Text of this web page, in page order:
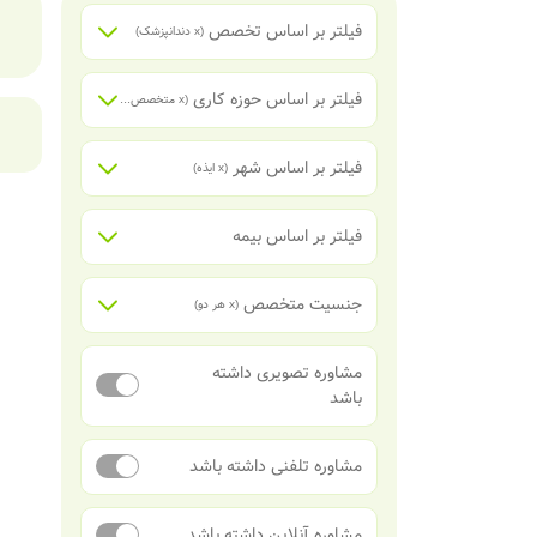
فیلتر بر اساس تخصص (x دندانپزشک)
فیلتر بر اساس حوزه کاری (x متخصص دندانپزشکی اطفال )
فیلتر بر اساس شهر (x ایذه)
فیلتر بر اساس بیمه
جنسیت متخصص (x هر دو)
مشاوره تصویری داشته
باشد
مشاوره تلفنی داشته باشد